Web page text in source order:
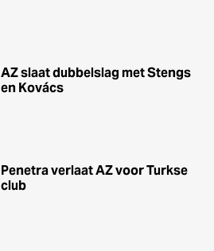
AZ slaat dubbelslag met Stengs
en Kovács
Penetra verlaat AZ voor Turkse
club